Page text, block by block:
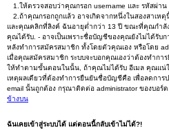
1.ให้ตรวจสอบว่าคุณกรอก username และ รหัสผ่าน
2.ถ้าคุณกรอกถูกแล้ว อาจเกิดจากหนึ่งในสองสาเหตุ
และคุณคลิกที่ลิงค์ ฉันอายุต่ำกว่า 13 ปี ขณะที่คุณกำ
คุณได้รับ. - อาจเป็นเพราะชื่อบัญชีของคุณยังไม่ได้รับ
หลังทำการสมัครสมาชิก ทั้งโดยตัวคุณเอง หรือโดย
เมื่อคุณสมัครสมาชิก ระบบจะบอกคุณเองว่าต้องทำก
ให้ทำตามขั้นตอนในนั้น, ถ้าคุณไม่ได้รับ อีเมล คุณแน่
เหตุผลเดียวที่ต้องทำการยืนยันชื่อบัญชีคือ เพื่อลดการ
email นั้นถูกต้อง กรุณาติดต่อ administrator ของบอร์ด.
ข้างบน
ฉันเคยเข้าสู่ระบบได้ แต่ตอนนี้กลับเข้าไม่ได้?!